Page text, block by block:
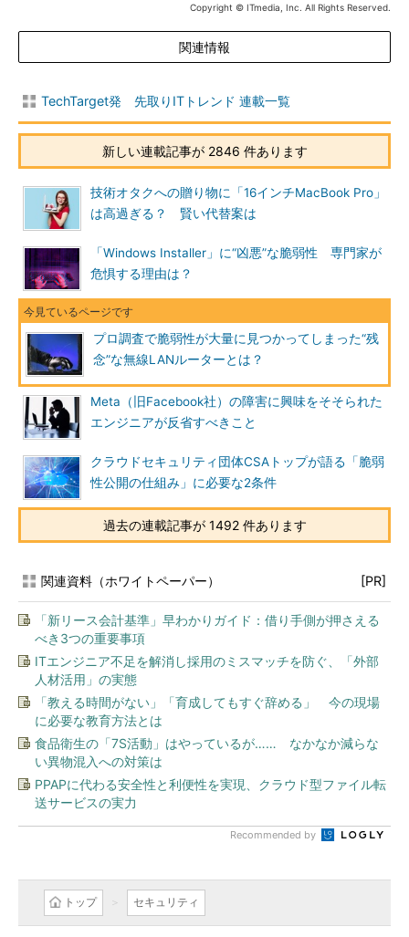
Copyright © ITmedia, Inc. All Rights Reserved.
関連情報
TechTarget発 先取りITトレンド 連載一覧
新しい連載記事が 2846 件あります
技術オタクへの贈り物に「16インチMacBook Pro」
は高過ぎる？ 賢い代替案は
「Windows Installer」に“凶悪”な脆弱性 専門家が
危惧する理由は？
プロ調査で脆弱性が大量に見つかってしまった“残
念”な無線LANルーターとは？
Meta（旧Facebook社）の障害に興味をそそられた
エンジニアが反省すべきこと
クラウドセキュリティ団体CSAトップが語る「脆弱
性公開の仕組み」に必要な2条件
過去の連載記事が 1492 件あります
関連資料（ホワイトペーパー） [PR]
「新リース会計基準」早わかりガイド：借り手側が押さえる
べき3つの重要事項
ITエンジニア不足を解消し採用のミスマッチを防ぐ、「外部
人材活用」の実態
「教える時間がない」「育成してもすぐ辞める」 今の現場
に必要な教育方法とは
食品衛生の「7S活動」はやっているが…… なかなか減らな
い異物混入への対策は
PPAPに代わる安全性と利便性を実現、クラウド型ファイル転
送サービスの実力
Recommended by
トップ セキュリティ